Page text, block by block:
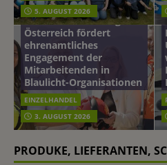
5. AUGUST 2026
mehr vom leben tag: dm
Österreich fördert
ehrenamtliches
Engagement der
Mitarbeitenden in
Blaulicht-Organisationen
EINZELHANDEL
3. AUGUST 2026
PRODUKE, LIEFERANTEN,